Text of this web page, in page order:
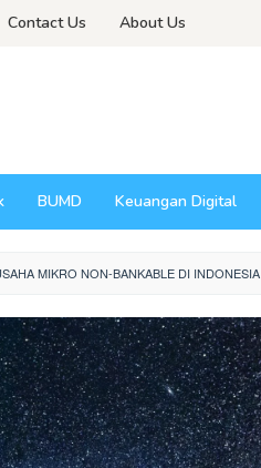
Contact Us About Us
BUMD Keuangan Digital
MIKRO NON-BANKABLE DI INDONESIA